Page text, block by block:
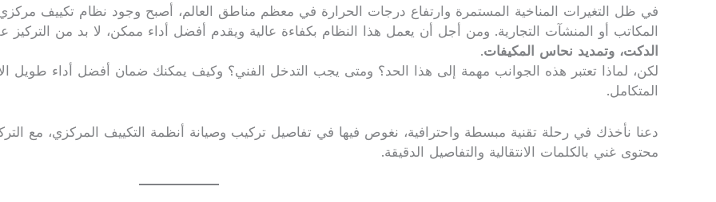
في ظل التغيرات المناخية المستمرة وارتفاع درجات الحرارة في معظم مناطق العالم، أصبح وجود نظام تكييف
المكاتب أو المنشآت التجارية. ومن أجل أن يعمل هذا النظام بكفاءة عالية ويقدم أفضل أداء ممكن، لا بد من
الدكت، وتمديد نحاس المكيفات.
لكن، لماذا تعتبر هذه الجوانب مهمة إلى هذا الحد؟ ومتى يجب التدخل الفني؟ وكيف يمكنك ضمان أفضل أداء طويل
المتكامل.
محتوى غني بالكلمات الانتقالية والتفاصيل الدقيقة.